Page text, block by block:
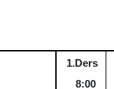
1.Ders
8:00